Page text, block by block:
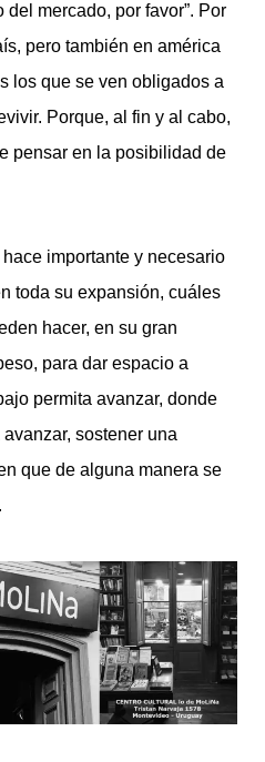
mercado, por favor”. Por
pero también en américa
los que se ven obligados a
Porque, al fin y al cabo,
pensar en la posibilidad de
importante y necesario
toda su expansión, cuáles
hacer, en su gran
para dar espacio a
permita avanzar, donde
sostener una
que de alguna manera se